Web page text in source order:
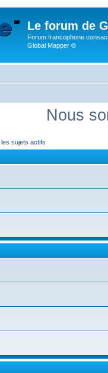
Le forum de
Forum francophone
Global Mapper ©
Nous
sujets actifs